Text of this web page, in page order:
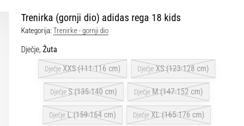
Trenirka (gornji dio) adidas rega 18 kids
Kategorija:Trenirke - gornji dio
Dječje, Žuta
Dječje XXS (111-116 cm) Dječje XS (123-128 cm)
Dječje S (135-140 cm) Dječje M (147-152 cm)
Dječje L (159-164 cm) Dječje XL (165-176 cm)